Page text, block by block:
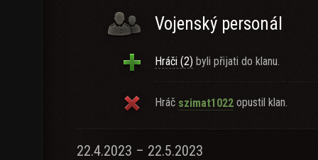
Vojenský personál
Hráči (2) byli přijati do klanu.
Hráč szimat1022 opustil klan.
22.4.2023 – 22.5.2023